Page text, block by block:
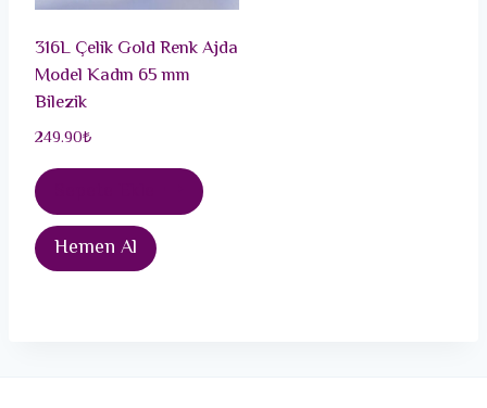
316L Çelik Gold Renk Ajda
Model Kadın 65 mm
Bilezik
249.90₺
Hemen Al